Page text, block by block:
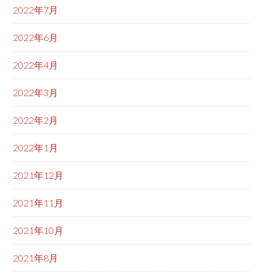
2022年7月
2022年6月
2022年4月
2022年3月
2022年2月
2022年1月
2021年12月
2021年11月
2021年10月
2021年8月